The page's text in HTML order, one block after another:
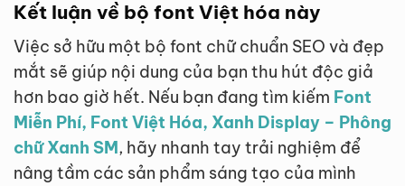
Kết luận về bộ font Việt hóa này
Việc sở hữu một bộ font chữ chuẩn SEO và đẹp
mắt sẽ giúp nội dung của bạn thu hút độc giả
hơn bao giờ hết. Nếu bạn đang tìm kiếm Font
Miễn Phí, Font Việt Hóa, Xanh Display – Phông
chữ Xanh SM, hãy nhanh tay trải nghiệm để
nâng tầm các sản phẩm sáng tạo của mình